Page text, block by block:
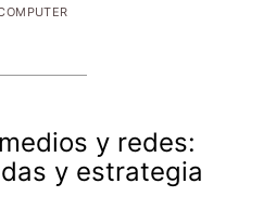
y redes:
y estrategia